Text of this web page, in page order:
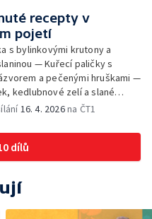
recepty v
pojetí
s bylinkovými krutony a
— Kuřecí paličky s
a pečenými hruškami —
kedlubnové zelí a slané
16. 4. 2026na ČT1
dílů